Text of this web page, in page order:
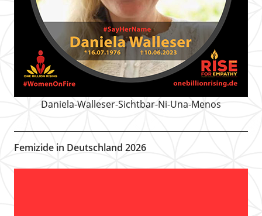
Daniela-Walleser-Sichtbar-Ni-Una-Menos
Femizide in Deutschland 2026